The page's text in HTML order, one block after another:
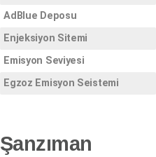
AdBlue Deposu
Enjeksiyon Sitemi
Emisyon Seviyesi
Egzoz Emisyon Seistemi
Şanzıman